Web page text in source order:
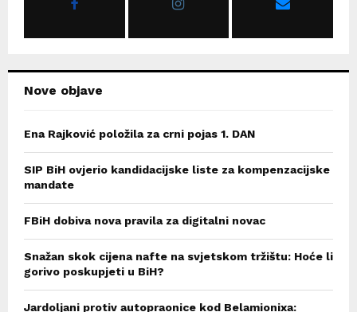
Nove objave
Ena Rajković položila za crni pojas 1. DAN
SIP BiH ovjerio kandidacijske liste za kompenzacijske
mandate
FBiH dobiva nova pravila za digitalni novac
Snažan skok cijena nafte na svjetskom tržištu: Hoće li
gorivo poskupjeti u BiH?
Jardoljani protiv autopraonice kod Belamionixa: